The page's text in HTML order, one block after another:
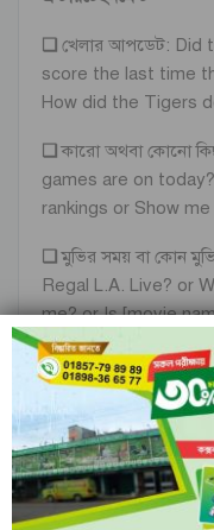
❏ খেলার আপডেট: Did
score the last time
How did the Tigers
❏কারো অথবা কোনো
games are on
rankings or Show
❏মুভির সময় বা কোন
Regal L.A. Live? or
me? or Is [movie
❏আশেপাশে কোন গানটি
What song is this?
❏পরিচালনা: Play,
song.
অন্যান্য